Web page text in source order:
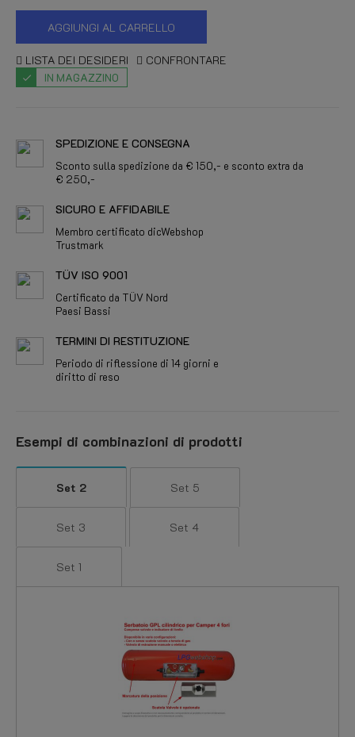
AGGIUNGI AL CARRELLO
LISTA DEI DESIDERI CONFRONTARE
IN MAGAZZINO
SPEDIZIONE E CONSEGNA
Sconto sulla spedizione da € 150,- e sconto extra da
€ 250,-
SICURO E AFFIDABILE
Membro certificato dicWebshop
Trustmark
TÜV ISO 9001
Certificato da TÜV Nord
Paesi Bassi
TERMINI DI RESTITUZIONE
Periodo di riflessione di 14 giorni e
diritto di reso
Esempi di combinazioni di prodotti
Set 2 Set 5
Set 3 Set 4
Set 1